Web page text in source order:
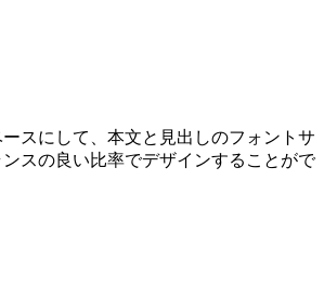
スにして、本文と見出しのフォントサ
スの良い比率でデザインすることがで